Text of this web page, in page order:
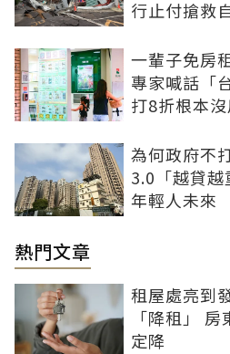
行止付搶救
一輩子免房
專家喊話「
打8折根本沒
為何政府不
3.0「越貸
年輕人未來
熱門文章
租屋處亮到
「降租」
定降